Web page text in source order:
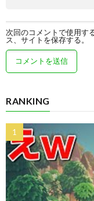
次回のコメントで使用す
ス、サイトを保存する。
RANKING